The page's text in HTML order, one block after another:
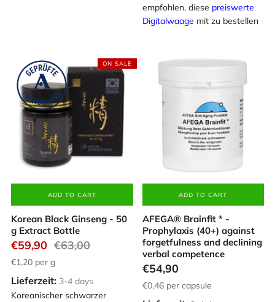
empfohlen, diese preiswerte
Digitalwaage mit zu bestellen
ON SALE
ADD TO CART
Korean Black Ginseng - 50
g Extract Bottle
Koreanischer schwarzer
€59,90 €63,00
€1,20 per g
Lieferzeit: 3-4 days
ADD TO CART
AFEGA® Brainfit * -
Prophylaxis (40+) against
forgetfulness and declining
verbal competence
€54,90
€0,46per capsule